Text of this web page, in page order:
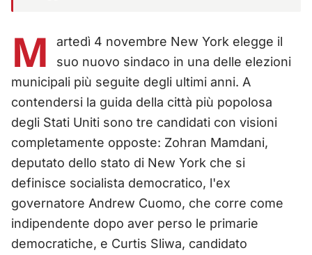
M
artedì 4 novembre New York elegge il
suo nuovo sindaco in una delle elezioni
municipali più seguite degli ultimi anni. A
contendersi la guida della città più popolosa
degli Stati Uniti sono tre candidati con visioni
completamente opposte: Zohran Mamdani,
deputato dello stato di New York che si
definisce socialista democratico, l'ex
governatore Andrew Cuomo, che corre come
indipendente dopo aver perso le primarie
democratiche, e Curtis Sliwa, candidato